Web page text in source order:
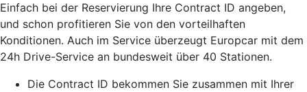
Einfach bei der Reservierung Ihre Contract ID angeben,
und schon profitieren Sie von den vorteilhaften
Konditionen. Auch im Service überzeugt Europcar mit dem
24h Drive-Service an bundesweit über 40 Stationen.
Die Contract ID bekommen Sie zusammen mit Ihrer